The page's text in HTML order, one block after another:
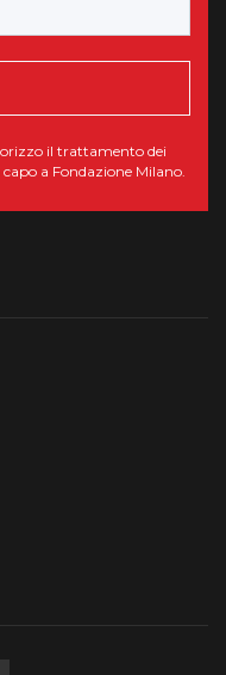
il trattamento dei
a Fondazione Milano.